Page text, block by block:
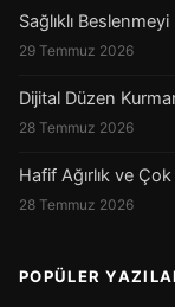
Sağlıklı
29 Temmuz 2026
Dijital Düzen
28 Temmuz 2026
Hafif Ağırlık ve
28 Temmuz 2026
POPÜLER